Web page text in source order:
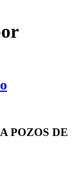
POZOS DE